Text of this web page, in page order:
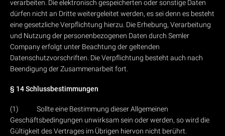
verarbeiten. Die elektronisch gespeicherten oder sonstige Daten
dürfen nicht an Dritte weitergeleitet werden, es sei denn es besteht
eine gesetzliche Verpflichtung hierzu. Die Erhebung, Verarbeitung
und Nutzung der personenbezogenen Daten durch Semler
Company erfolgt unter Beachtung der geltenden
Datenschutzvorschriften. Die Verpflichtung besteht auch nach
Beendigung der Zusammenarbeit fort.
§ 14 Schlussbestimmungen
(1) Sollte eine Bestimmung dieser Allgemeinen
Geschäftsbedingungen unwirksam sein oder werden, so wird die
Gültigkeit des Vertrages im Übrigen hiervon nicht berührt.